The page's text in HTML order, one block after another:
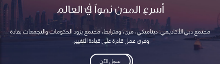
أسرع المدن نمواً في العالم
مجتمع دبي الأكاديمي: ديناميكي، مرن، ومترابط، مجتمع يزود الحكومات والتجمعات بقادة
وفرق عمل قادرة على قيادة التغيير.
سجل الآن